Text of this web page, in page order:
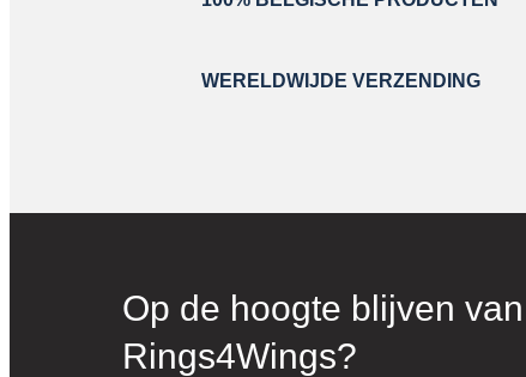
WERELDWIJDE VERZENDING
Op de hoogte blijven van
Rings4Wings?